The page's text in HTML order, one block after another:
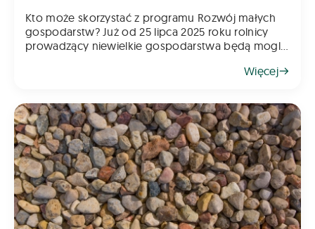
Kto może skorzystać z programu Rozwój małych
gospodarstw? Już od 25 lipca 2025 roku rolnicy
prowadzący niewielkie gospodarstwa będą mogli
Więcej